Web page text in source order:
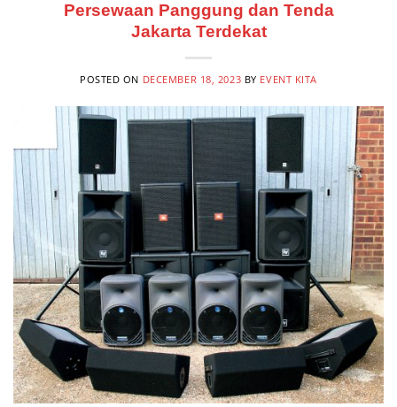
Persewaan Panggung dan Tenda
Jakarta Terdekat
POSTED ON DECEMBER 18, 2023 BY EVENT KITA